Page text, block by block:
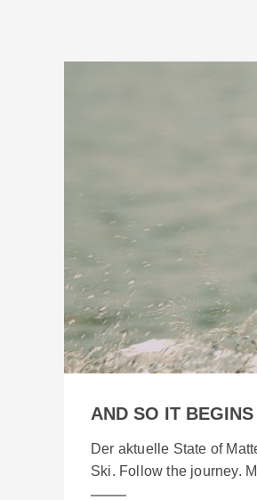
AND SO IT BEGINS
Der aktuelle State of
Ski. Follow the journey.